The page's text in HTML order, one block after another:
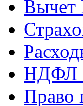
Вычет
НДФЛ -
Право